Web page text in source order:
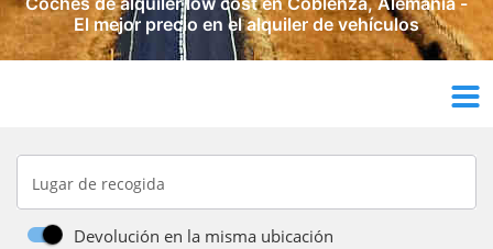
El mejor precio en el alquiler de vehículos